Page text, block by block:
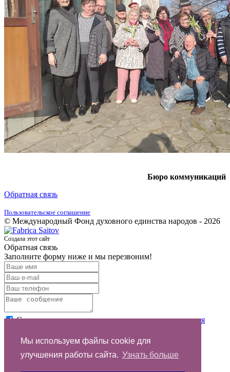
Мы используем файлы cookie для
улучшения работы сайта. Узнать больше
Бюро коммуникаций
Обратная связь
Пользовательское соглашение
© Международный Фонд духовного единства народов - 2026
Создала этот сайт
Обратная связь
Заполните форму ниже и мы перезвоним!
Согласен с условиямипользовательского соглашения
Спасибо за обращение